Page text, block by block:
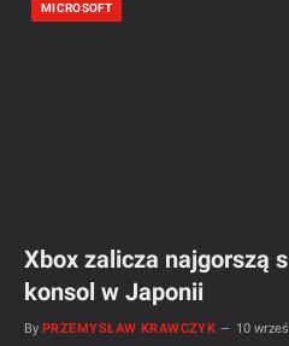
MICROSOFT
Xbox zalicza najgorszą
konsol w Japonii
By PRZEMYSŁAW KRAWCZYK 10